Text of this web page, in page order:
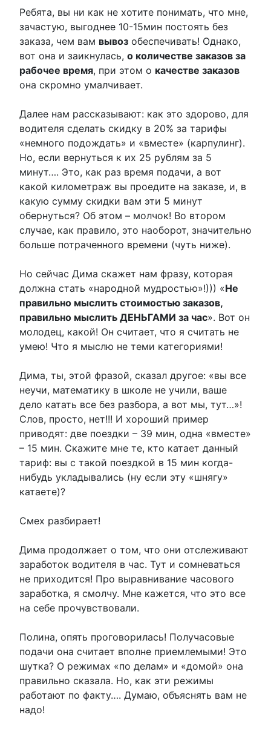
Ребята, вы ни как не хотите понимать, что мне,
зачастую, выгоднее 10-15мин постоять без
заказа, чем вам вывоз обеспечивать! Однако,
вот она и заикнулась, о количестве заказов за
рабочее время, при этом о качестве заказов
она скромно умалчивает.
Далее нам рассказывают: как это здорово, для
водителя сделать скидку в 20% за тарифы
«немного подождать» и «вместе» (карпулинг).
Но, если вернуться к их 25 рублям за 5
минут…. Это, как раз время подачи, а вот
какой километраж вы проедите на заказе, и, в
какую сумму скидки вам эти 5 минут
обернуться? Об этом – молчок! Во втором
случае, как правило, это наоборот, значительно
больше потраченного времени (чуть ниже).
Но сейчас Дима скажет нам фразу, которая
должна стать «народной мудростью»!))) «Не
правильно мыслить стоимостью заказов,
правильно мыслить ДЕНЬГАМИ за час». Вот он
молодец, какой! Он считает, что я считать не
умею! Что я мыслю не теми категориями!
Дима, ты, этой фразой, сказал другое: «вы все
неучи, математику в школе не учили, ваше
дело катать все без разбора, а вот мы, тут…»!
Слов, просто, нет!!! И хороший пример
приводят: две поездки – 39 мин, одна «вместе»
– 15 мин. Скажите мне те, кто катает данный
тариф: вы с такой поездкой в 15 мин когда-
нибудь укладывались (ну если эту «шнягу»
катаете)?
Смех разбирает!
Дима продолжает о том, что они отслеживают
заработок водителя в час. Тут и сомневаться
не приходится! Про выравнивание часового
заработка, я смолчу. Мне кажется, что это все
на себе прочувствовали.
Полина, опять проговорилась! Получасовые
подачи она считает вполне приемлемыми! Это
шутка? О режимах «по делам» и «домой» она
правильно сказала. Но, как эти режимы
работают по факту…. Думаю, объяснять вам не
надо!